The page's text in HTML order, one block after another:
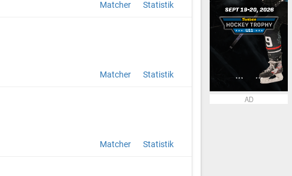
Matcher Statistik
Matcher Statistik
Matcher Statistik
AD